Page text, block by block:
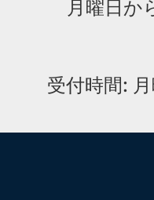
月曜日か
受付時間: